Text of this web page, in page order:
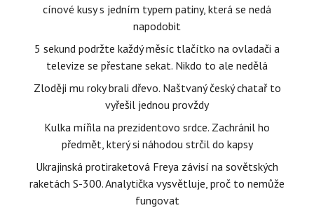
cínové kusy s jedním typem patiny, která se nedá
napodobit
5 sekund podržte každý měsíc tlačítko na ovladači a
televize se přestane sekat. Nikdo to ale nedělá
Zloději mu roky brali dřevo. Naštvaný český chatař to
vyřešil jednou provždy
Kulka mířila na prezidentovo srdce. Zachránil ho
předmět, který si náhodou strčil do kapsy
Ukrajinská protiraketová Freya závisí na sovětských
raketách S-300. Analytička vysvětluje, proč to nemůže
fungovat